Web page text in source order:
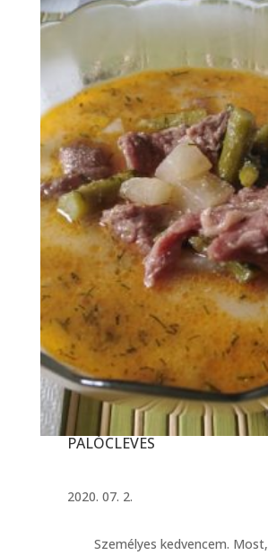
PALÓCLEVES
2020. 07. 2.
Személyes kedvencem. Most,